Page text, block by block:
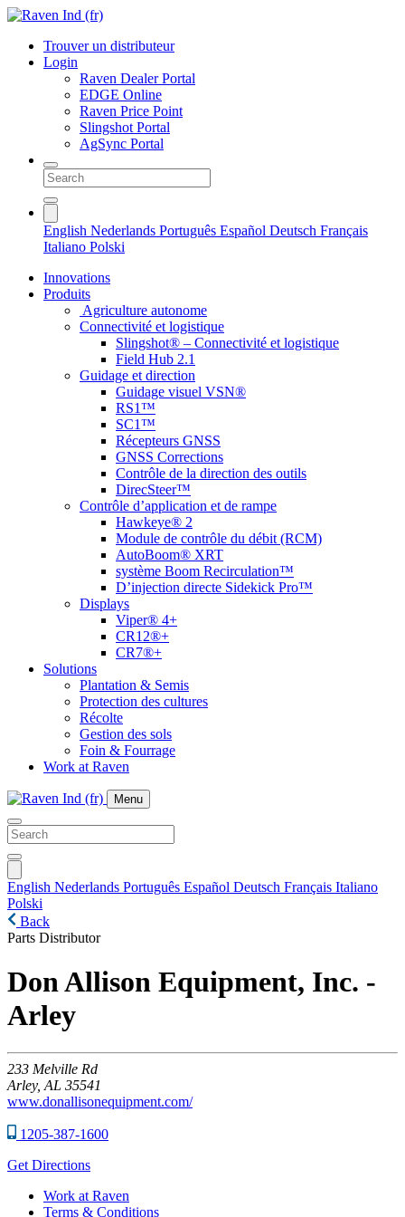
Trouver un distributeur
Login
Raven Dealer Portal
EDGE Online
Raven Price Point
Slingshot Portal
AgSync Portal
English Nederlands Português Español Deutsch Français
Italiano Polski
Innovations
Produits
Agriculture autonome
Connectivité et logistique
Slingshot® – Connectivité et logistique
Field Hub 2.1
Guidage et direction
Guidage visuel VSN®
RS1™
SC1™
Récepteurs GNSS
GNSS Corrections
Contrôle de la direction des outils
DirecSteer™
Contrôle d’application et de rampe
Hawkeye® 2
Module de contrôle du débit (RCM)
AutoBoom® XRT
système Boom Recirculation™
D’injection directe Sidekick Pro™
Displays
Viper® 4+
CR12®+
CR7®+
Solutions
Plantation & Semis
Protection des cultures
Récolte
Gestion des sols
Foin & Fourrage
Work at Raven
Menu
English Nederlands Português Español Deutsch Français Italiano
Polski
Back
Parts Distributor
Don Allison Equipment, Inc. -
Arley
233 Melville Rd
Arley, AL 35541
www.donallisonequipment.com/
1205-387-1600
Get Directions
Work at Raven
Terms & Conditions